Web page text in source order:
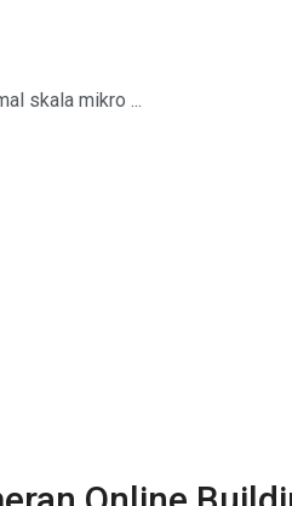
skala mikro ...